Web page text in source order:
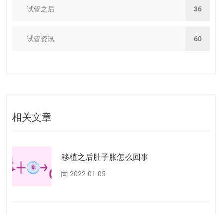
试管之后 36
试管资讯 60
相关文章
移植之后肚子胀怎么回事
2022-01-05